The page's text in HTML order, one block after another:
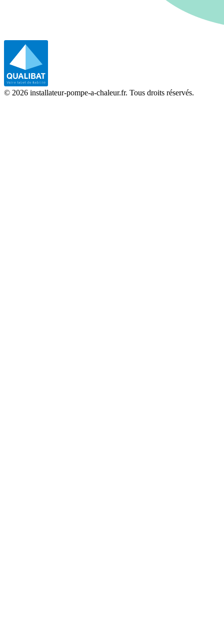
© 2026 installateur-pompe-a-chaleur.fr. Tous droits réservés.